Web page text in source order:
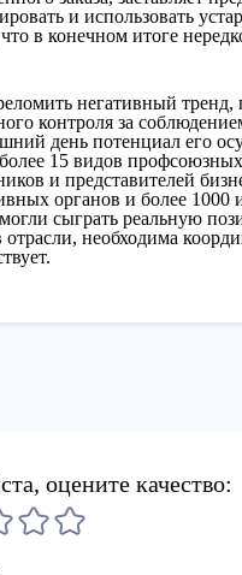
и использовать
в конечном итоге
негативный
контроля за
день потенциал его
15 видов
и представителей
органов и более
сыграть реальную
отрасли, необходима
оцените качество: